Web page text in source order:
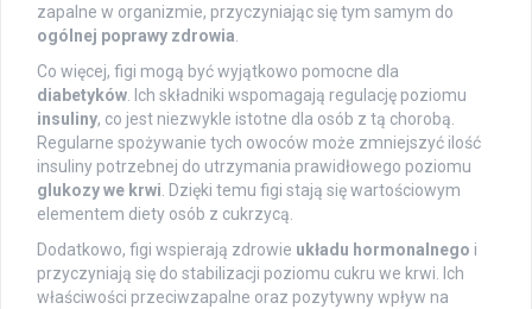
zapalne w organizmie, przyczyniając się tym samym do
ogólnej poprawy zdrowia
Co więcej, figi mogą być wyjątkowo pomocne dla
diabetyków . Ich składniki wspomagają regulację poziomu
insuliny, co jest niezwykle istotne dla osób z tą chorobą.
Regularne spożywanie tych owoców może zmniejszyć ilość
insuliny potrzebnej do utrzymania prawidłowego poziomu
glukozy we krwi . Dzięki temu figi stają się wartościowym
elementem diety osób z cukrzycą.
Dodatkowo, figi wspierają zdrowie układu hormonalnego i
przyczyniają się do stabilizacji poziomu cukru we krwi. Ich
właściwości przeciwzapalne oraz pozytywny wpływ na